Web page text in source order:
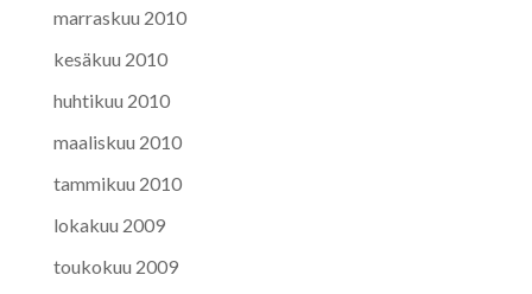
marraskuu 2010
kesäkuu 2010
huhtikuu 2010
maaliskuu 2010
tammikuu 2010
lokakuu 2009
toukokuu 2009